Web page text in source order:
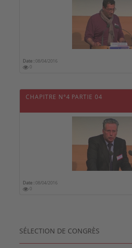
Date :08/04/2016
0
CHAPITRE N°4 PARTIE 04
Date :08/04/2016
0
SÉLECTION DE CONGRÈS